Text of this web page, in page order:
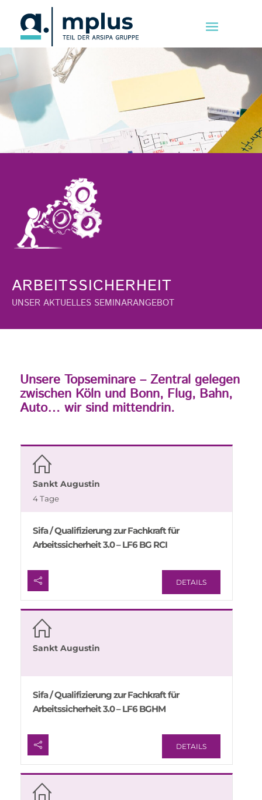
ARBEITSSICHERHEIT
UNSER AKTUELLES SEMINARANGEBOT
Unsere Topseminare – Zentral gelegen
zwischen Köln und Bonn, Flug, Bahn,
Auto… wir sind mittendrin.
Sankt Augustin
4 Tage
Sifa / Qualifizierung zur Fachkraft für
Arbeitssicherheit 3.0 – LF6 BG RCI
DETAILS
Sankt Augustin
Sifa / Qualifizierung zur Fachkraft für
Arbeitssicherheit 3.0 – LF6 BGHM
DETAILS